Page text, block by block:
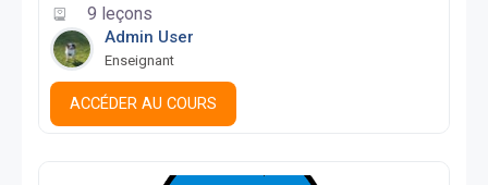
9 leçons
Admin User
Enseignant
ACCÉDER AU COURS